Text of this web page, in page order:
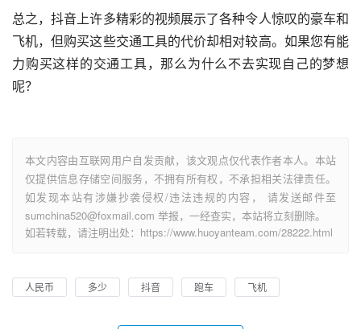
总之，抖音上许多精彩的视频展示了各种令人惊叹的豪车和
飞机，但购买这些交通工具的代价却相对较高。如果您有能
力购买这样的交通工具，那么为什么不去实现自己的梦想
呢？
本文内容由互联网用户自发贡献，该文观点仅代表作者本人。本站
仅提供信息存储空间服务，不拥有所有权，不承担相关法律责任。
如发现本站有涉嫌抄袭侵权/违法违规的内容， 请发送邮件至
sumchina520@foxmail.com 举报，一经查实，本站将立刻删除。
如若转载，请注明出处：https://www.huoyanteam.com/28222.html
人民币 多少 抖音 跑车 飞机